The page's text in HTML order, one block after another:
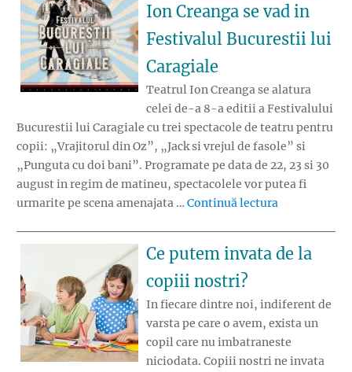
Ion Creanga se vad in
Festivalul Bucurestii lui
Caragiale
Teatrul Ion Creanga se alatura
celei de-a 8-a editii a Festivalului
Bucurestii lui Caragiale cu trei spectacole de teatru pentru
copii: „Vrajitorul din Oz”, „Jack si vrejul de fasole” si
„Punguta cu doi bani”. Programate pe data de 22, 23 si 30
august in regim de matineu, spectacolele vor putea fi
urmarite pe scena amenajata … Continuă lectura
Ce putem invata de la
copiii nostri?
In fiecare dintre noi, indiferent de
varsta pe care o avem, exista un
copil care nu imbatraneste
niciodata. Copiii nostri ne invata